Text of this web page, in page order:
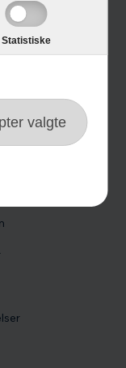
Statistiske